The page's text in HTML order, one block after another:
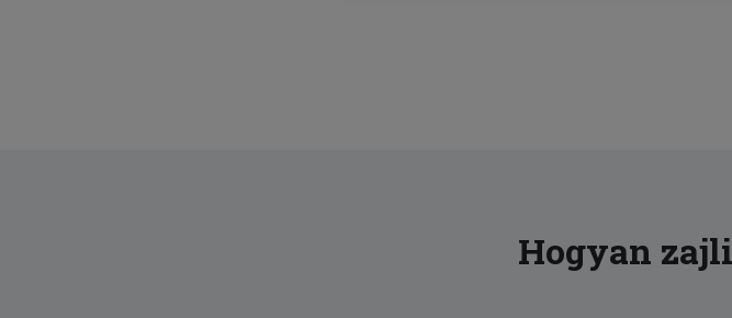
Hogyan